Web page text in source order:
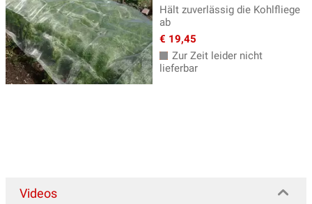
Spargel(5)
Strauchbasilikum(8)
Süssholz (2)
Süsskartoffel Pflanzen
Hält zuverlässig die Kohlfliege
ab
€ 19,45
Zur Zeit leider nicht
lieferbar
Videos